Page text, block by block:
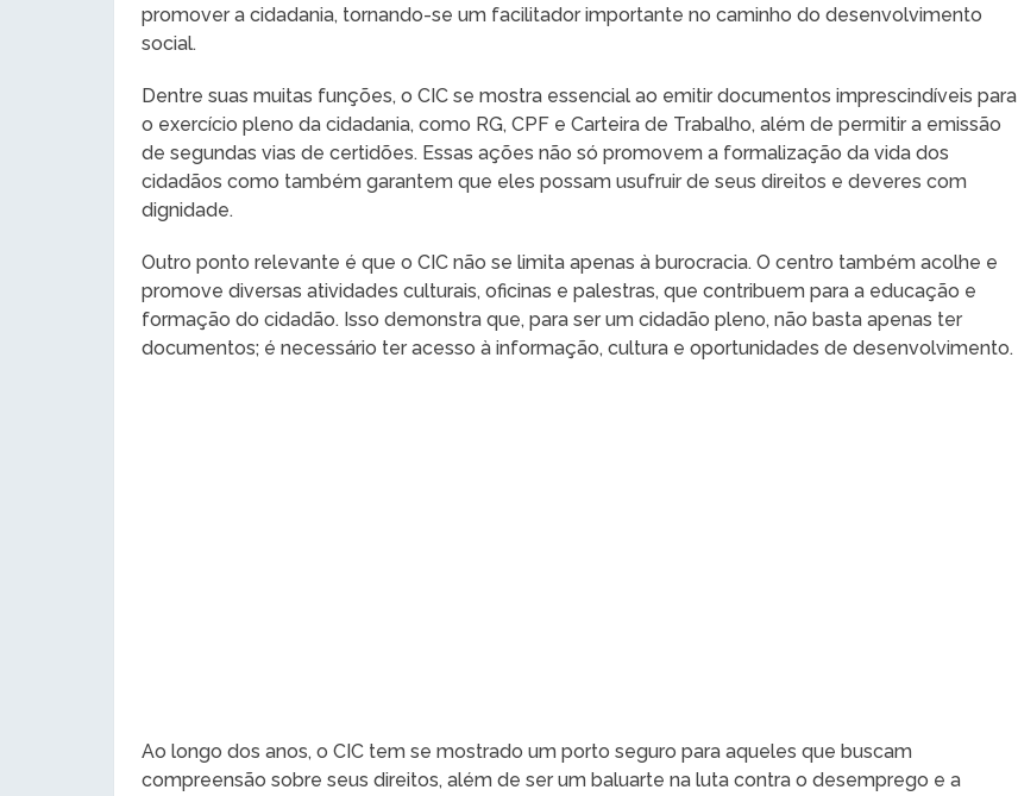
promover a cidadania, tornando-se um facilitador importante no caminho do desenvolvimento
social.
Dentre suas muitas funções, o CIC se mostra essencial ao emitir documentos imprescindíveis para
o exercício pleno da cidadania, como RG, CPF e Carteira de Trabalho, além de permitir a emissão
de segundas vias de certidões. Essas ações não só promovem a formalização da vida dos
cidadãos como também garantem que eles possam usufruir de seus direitos e deveres com
dignidade.
Outro ponto relevante é que o CIC não se limita apenas à burocracia. O centro também acolhe e
promove diversas atividades culturais, oficinas e palestras, que contribuem para a educação e
formação do cidadão. Isso demonstra que, para ser um cidadão pleno, não basta apenas ter
documentos; é necessário ter acesso à informação, cultura e oportunidades de desenvolvimento.
Ao longo dos anos, o CIC tem se mostrado um porto seguro para aqueles que buscam
compreensão sobre seus direitos, além de ser um baluarte na luta contra o desemprego e a